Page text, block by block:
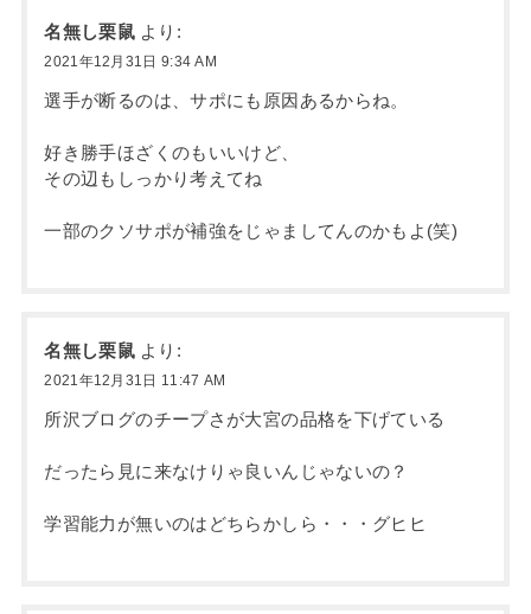
名無し栗鼠 より:
2021年12月31日 9:34 AM
選手が断るのは、サポにも原因あるからね。
好き勝手ほざくのもいいけど、
その辺もしっかり考えてね
一部のクソサポが補強をじゃましてんのかもよ(笑)
名無し栗鼠 より:
2021年12月31日 11:47 AM
所沢ブログのチープさが大宮の品格を下げている
だったら見に来なけりゃ良いんじゃないの？
学習能力が無いのはどちらかしら・・・グヒヒ